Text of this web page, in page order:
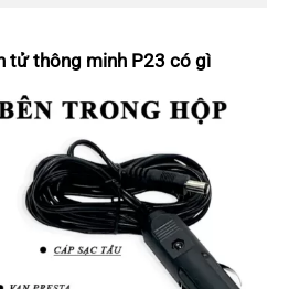
tử thông minh P23 có gì